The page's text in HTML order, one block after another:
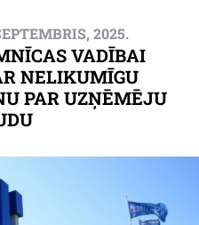
2025.
VADĪBAI
NELIKUMĪGU
PAR UZŅĒMĒJU